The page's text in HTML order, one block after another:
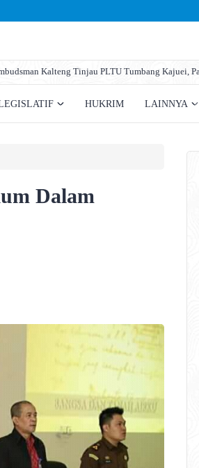
Kalteng Tinjau PLTU Tumbang Kajuei,
HUKRIM LAINNYA
Dalam